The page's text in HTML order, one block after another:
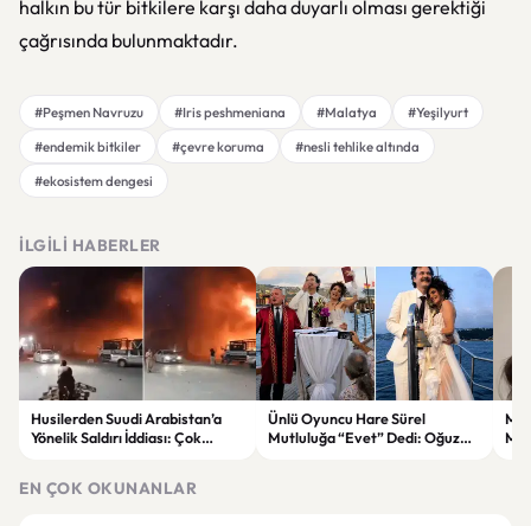
halkın bu tür bitkilere karşı daha duyarlı olması gerektiği
çağrısında bulunmaktadır.
#Peşmen Navruzu #Iris peshmeniana #Malatya
#Yeşilyurt
#endemik bitkiler
#çevre koruma
#nesli tehlike altında
#ekosistem dengesi
İLGILI HABERLER
Husilerden Suudi Arabistan’a
Yönelik Saldırı İddiası: Çok
Ünlü Oyuncu Hare Sürel
Mutluluğa “Evet” Dedi: Oğuz
EN ÇOK OKUNANLAR